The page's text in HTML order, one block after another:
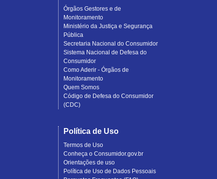
Órgãos Gestores e de
Monitoramento
Ministério da Justiça e Segurança
Pública
Secretaria Nacional do Consumidor
Sistema Nacional de Defesa do
Consumidor
Como Aderir - Órgãos de
Monitoramento
Quem Somos
Código de Defesa do Consumidor
(CDC)
Política de Uso
Termos de Uso
Conheça o Consumidor.gov.br
Orientações de uso
Política de Uso de Dados Pessoais